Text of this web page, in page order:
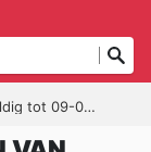
tot 09-09-2025